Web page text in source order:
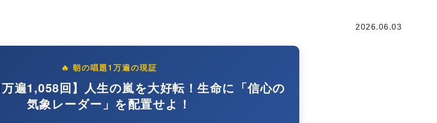
2026.06.03
🔥 朝の唱題1万遍の現証
万遍1,058回】人生の嵐を大好転！生命に「信心の
気象レーダー」を配置せよ！